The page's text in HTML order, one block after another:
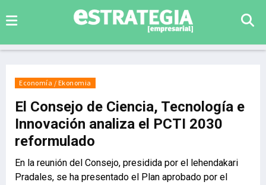
Economía / Ekonomia
El Consejo de Ciencia, Tecnología e
Innovación analiza el PCTI 2030
reformulado
En la reunión del Consejo, presidida por el lehendakari
Pradales, se ha presentado el Plan aprobado por el